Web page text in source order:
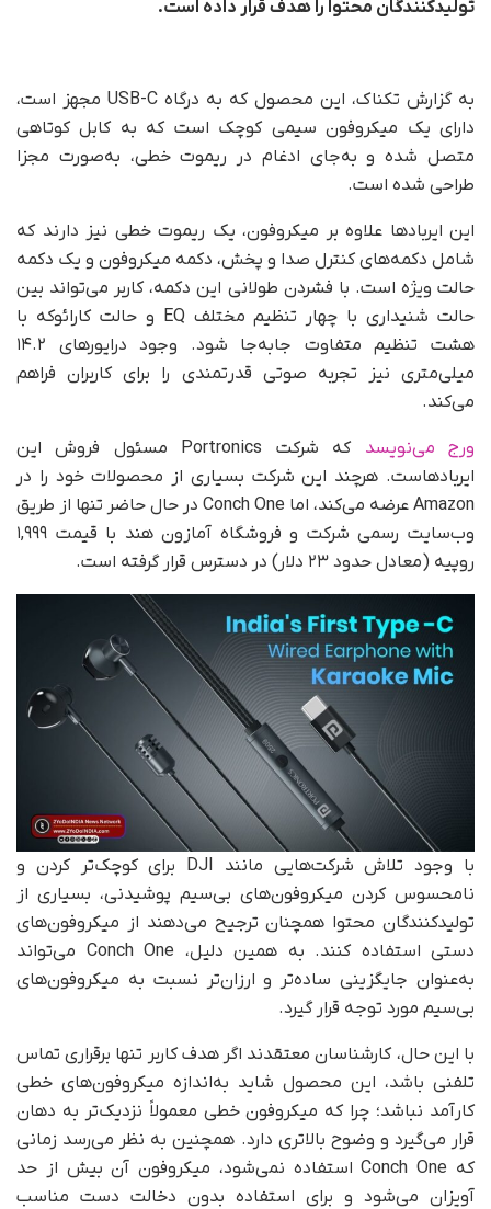
تولیدکنندگان محتوا را هدف قرار داده است.
به گزارش تکناک، این محصول که به درگاه USB-C مجهز است،
دارای یک میکروفون سیمی کوچک است که به کابل کوتاهی
متصل شده و به‌جای ادغام در ریموت خطی، به‌صورت مجزا
طراحی شده است.
این ایربادها علاوه بر میکروفون، یک ریموت خطی نیز دارند که
شامل دکمه‌های کنترل صدا و پخش، دکمه میکروفون و یک دکمه
حالت ویژه است. با فشردن طولانی این دکمه، کاربر می‌تواند بین
حالت شنیداری با چهار تنظیم مختلف EQ و حالت کارائوکه با
هشت تنظیم متفاوت جابه‌جا شود. وجود درایورهای ۱۴.۲
میلی‌متری نیز تجربه صوتی قدرتمندی را برای کاربران فراهم
می‌کند.
ورج می‌نویسد
که شرکت Portronics مسئول فروش این
ایربادهاست. هرچند این شرکت بسیاری از محصولات خود را در
Amazon عرضه می‌کند، اما Conch One در حال حاضر تنها از طریق
وب‌سایت رسمی شرکت و فروشگاه آمازون هند با قیمت ۱,۹۹۹
روپیه (معادل حدود ۲۳ دلار) در دسترس قرار گرفته است.
با وجود تلاش شرکت‌هایی مانند DJI برای کوچک‌تر کردن و
نامحسوس کردن میکروفون‌های بی‌سیم پوشیدنی، بسیاری از
تولیدکنندگان محتوا همچنان ترجیح می‌دهند از میکروفون‌های
دستی استفاده کنند. به همین دلیل، Conch One می‌تواند
به‌عنوان جایگزینی ساده‌تر و ارزان‌تر نسبت به میکروفون‌های
بی‌سیم مورد توجه قرار گیرد.
با این حال، کارشناسان معتقدند اگر هدف کاربر تنها برقراری تماس
تلفنی باشد، این محصول شاید به‌اندازه میکروفون‌های خطی
کارآمد نباشد؛ چرا که میکروفون خطی معمولاً نزدیک‌تر به دهان
قرار می‌گیرد و وضوح بالاتری دارد. همچنین به نظر می‌رسد زمانی
که Conch One استفاده نمی‌شود، میکروفون آن بیش از حد
آویزان می‌شود و برای استفاده بدون دخالت دست مناسب